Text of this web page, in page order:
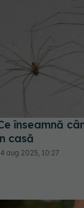
înseamnă
casă
aug 2025, 10:27